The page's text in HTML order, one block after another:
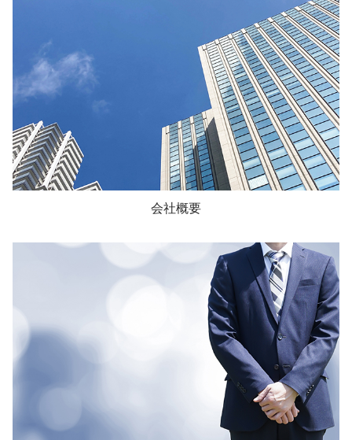
会社概要